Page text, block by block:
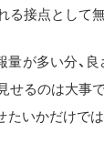
る接点として
が多い分、
るのは大事
いかだけで